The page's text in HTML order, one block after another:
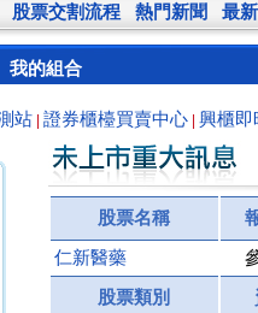
股票交割流程 熱門新聞 最
我的組合
站 證券櫃檯買賣中心 興櫃即
股票名稱
仁新醫藥
股票類別